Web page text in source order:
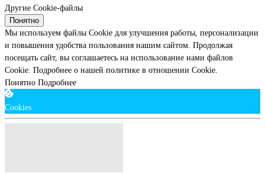
Другие Cookie-файлы
Понятно
Мы используем файлы Cookie для улучшения работы, персонализации
и повышения удобства пользования нашим сайтом. Продолжая
посещать сайт, вы соглашаетесь на использование нами файлов
Cookie. Подробнее о нашей политике в отношении Cookie.
Понятно Подробнее
Cookies